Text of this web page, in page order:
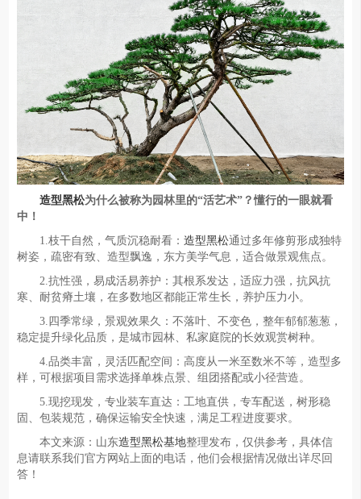
造型黑松为什么被称为园林里的“活艺术”？懂行的一眼就看
中！
1.枝干自然，气质沉稳耐看：造型黑松通过多年修剪形成独特
树姿，疏密有致、造型飘逸，东方美学气息，适合做景观焦点。
2.抗性强，易成活易养护：其根系发达，适应力强，抗风抗
寒、耐贫瘠土壤，在多数地区都能正常生长，养护压力小。
3.四季常绿，景观效果久：不落叶、不变色，整年郁郁葱葱，
稳定提升绿化品质，是城市园林、私家庭院的长效观赏树种。
4.品类丰富，灵活匹配空间：高度从一米至数米不等，造型多
样，可根据项目需求选择单株点景、组团搭配或小径营造。
5.现挖现发，专业装车直达：工地直供，专车配送，树形稳
固、包装规范，确保运输安全快速，满足工程进度要求。
本文来源：山东造型黑松基地整理发布，仅供参考，具体信
息请联系我们官方网站上面的电话，他们会根据情况做出详尽回
答！